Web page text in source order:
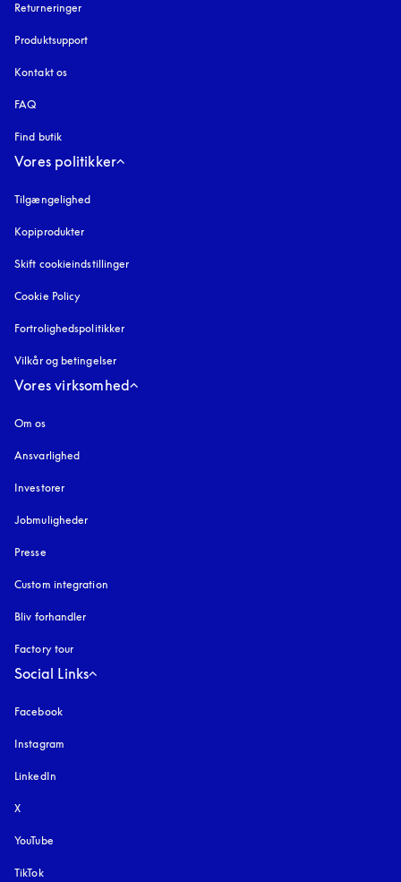
Returneringer
Produktsupport
Kontakt os
FAQ
Find butik
Vores politikker
Tilgængelighed
Kopiprodukter
Skift cookieindstillinger
Cookie Policy
Fortrolighedspolitikker
Vilkår og betingelser
Vores virksomhed
Om os
Ansvarlighed
Investorer
Jobmuligheder
Presse
Custom integration
Bliv forhandler
Factory tour
Social Links
Facebook
Instagram
LinkedIn
X
YouTube
TikTok